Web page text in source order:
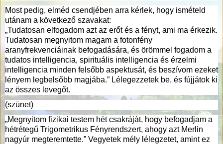
Most pedig, elméd csendjében arra kérlek, hogy ismételd
utánam a következő szavakat:
„Tudatosan elfogadom azt az erőt és a fényt, ami ma érkezik.
Tudatosan megnyitom magam a fotonfény
aranyfrekvenciáinak befogadására, és örömmel fogadom a
tudatos intelligencia, spirituális intelligencia és érzelmi
intelligencia minden felsőbb aspektusát, és beszívom ezeket
lényem legbelsőbb magjába.” Lélegezzetek be, és fújjátok ki
az összes levegőt.
(szünet)
„Megnyitom fizikai testem hét csakráját, hogy befogadjam a
hétrétegű Trigometrikus Fényrendszert, ahogy azt Merlin
nagyúr megteremtette.” Vegyetek mély lélegzetet, amint ez